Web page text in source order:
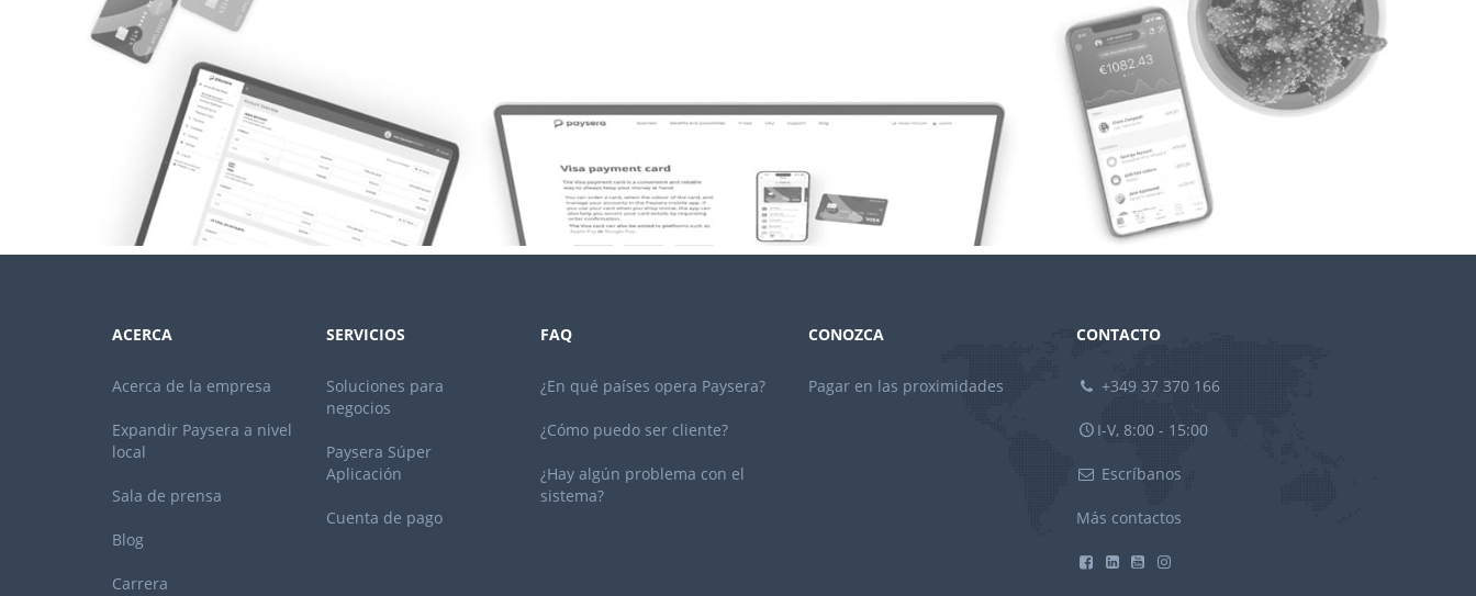
ACERCA
Acerca de la empresa
Expandir Paysera a nivel
local
Sala de prensa
Blog
Carrera
SERVICIOS
Soluciones para
negocios
Paysera Súper
Aplicación
Cuenta de pago
FAQ
¿En qué países opera Paysera?
¿Cómo puedo ser cliente?
¿Hay algún problema con el
sistema?
CONOZCA
Pagar en las proximidades
CONTACTO
+349 37 370 166
I-V, 8:00 - 15:00
Escríbanos
Más contactos